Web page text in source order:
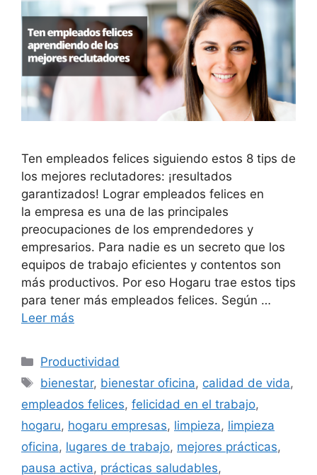
Ten empleados felices siguiendo estos 8 tips de
los mejores reclutadores: ¡resultados
garantizados! Lograr empleados felices en
la empresa es una de las principales
preocupaciones de los emprendedores y
empresarios. Para nadie es un secreto que los
equipos de trabajo eficientes y contentos son
más productivos. Por eso Hogaru trae estos tips
para tener más empleados felices. Según …
Leer más
Categorías
Productividad
Etiquetas
bienestar, bienestar oficina, calidad de vida,
empleados felices, felicidad en el trabajo,
hogaru, hogaru empresas, limpieza, limpieza
oficina, lugares de trabajo, mejores prácticas,
pausa activa, prácticas saludables,